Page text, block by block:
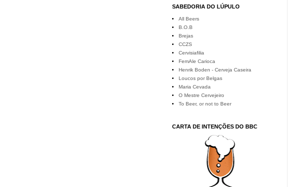
SABEDORIA DO LÚPULO
All Beers
B.O.B
Brejas
CCZS
Cervisiafilia
FemAle Carioca
Henrik Boden - Cerveja Caseira
Loucos por Belgas
Maria Cevada
O Mestre Cervejeiro
To Beer, or not to Beer
CARTA DE INTENÇÕES DO BBC